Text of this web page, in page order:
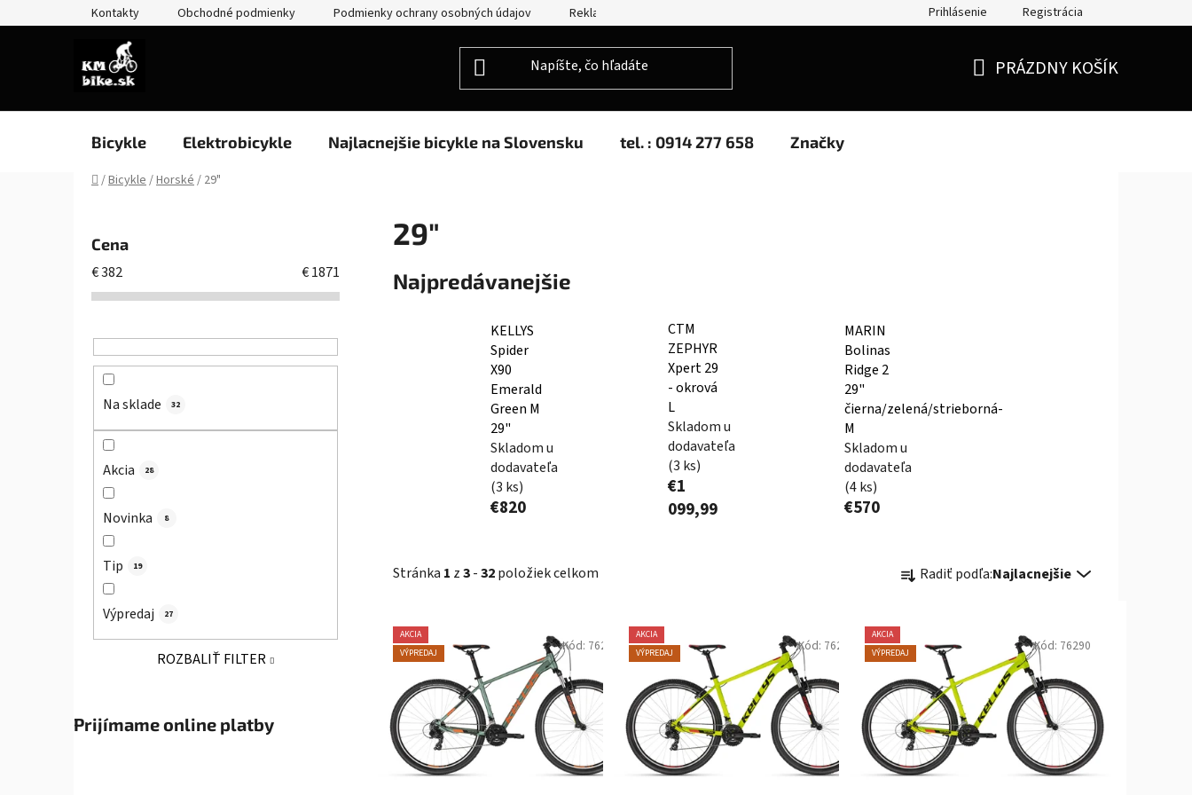
na
Kontakty Obchodné podmienky Podmienky ochrany osobných údajov Reklamácie Moja objednávka
Prihlásenie Registrácia
PRÁZDNY KOŠÍK
Bicykle Elektrobicykle Najlacnejšie bicykle na Slovensku tel. : 0914 277 658 Značky
Domov
/Bicykle/Horské/ 29"
Cena
€382 €1871
Na sklade 32
Akcia 28
Novinka 8
Tip 19
Výpredaj 27
ROZBALIŤ FILTER
Prijímame online platby
29"
Najpredávanejšie
KELLYS
Spider
X90
Emerald
Green M
29"
Skladom u
dodavateľa
(3 ks)
€820
CTM
ZEPHYR
Xpert 29
- okrová
L
Skladom u
dodavateľa
(3 ks)
€1
099,99
MARIN
Bolinas
Ridge 2
29"
čierna/zelená/strieborná-
M
Skladom u
dodavateľa
(4 ks)
€570
Stránka 1 z3-32položiek celkom
a
e
n
i
e
p
r
o
Radiť podľa:Najlacnejšie
V
ý
i
s
p
AKCIA
VÝPREDAJ
Kód: 76291
AKCIA
VÝPREDAJ
Kód: 76289
AKCIA
VÝPREDAJ
Kód: 76290